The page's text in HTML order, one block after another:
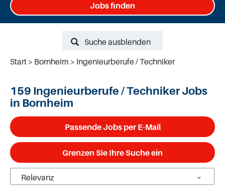
Jobs finden
Suche ausblenden
Start
Bornheim Ingenieurberufe / Techniker
159 Ingenieurberufe / Techniker Jobs
in Bornheim
Passende Jobs per E-Mail
Grenzen Sie Ihre Suche ein